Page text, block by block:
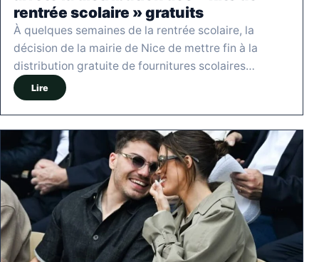
rentrée scolaire » gratuits
À quelques semaines de la rentrée scolaire, la
décision de la mairie de Nice de mettre fin à la
distribution gratuite de fournitures scolaires…
Lire